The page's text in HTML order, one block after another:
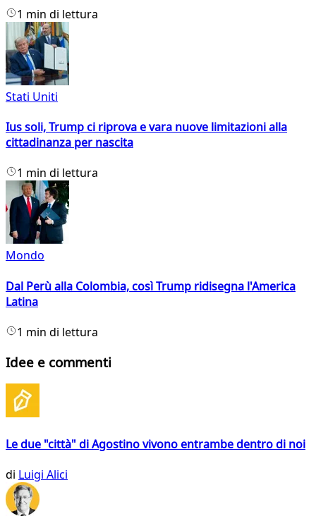
1 min di lettura
Stati Uniti
Ius soli, Trump ci riprova e vara nuove limitazioni alla
cittadinanza per nascita
1 min di lettura
Mondo
Dal Perù alla Colombia, così Trump ridisegna l'America
Latina
1 min di lettura
Idee e commenti
Le due "città" di Agostino vivono entrambe dentro di noi
di Luigi Alici